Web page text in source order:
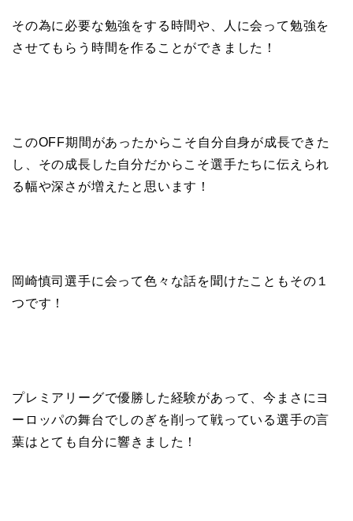
その為に必要な勉強をする時間や、人に会って勉強を
させてもらう時間を作ることができました！
このOFF期間があったからこそ自分自身が成長できた
し、その成長した自分だからこそ選手たちに伝えられ
る幅や深さが増えたと思います！
岡崎慎司選手に会って色々な話を聞けたこともその１
つです！
プレミアリーグで優勝した経験があって、今まさにヨ
ーロッパの舞台でしのぎを削って戦っている選手の言
葉はとても自分に響きました！